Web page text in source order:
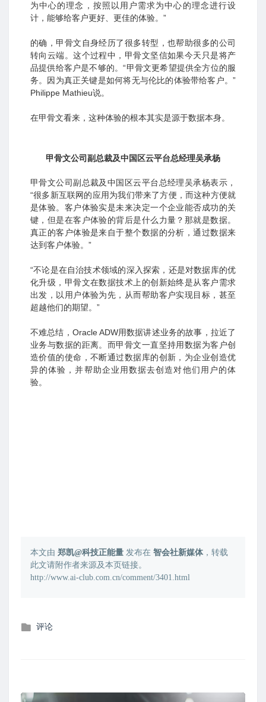
为中心的理念，按照以用户需求为中心的理念进行设
计，能够给客户更好、更佳的体验。”
的确，甲骨文自身经历了很多转型，也帮助很多的公司
转向云端。这个过程中，甲骨文坚信如果今天只是将产
品提供给客户是不够的。“甲骨文更希望提供全方位的服
务。因为真正关键是如何将无与伦比的体验带给客户。”
Philippe Mathieu说。
在甲骨文看来，这种体验的根本其实是源于数据本身。
甲骨文公司副总裁及中国区云平台总经理吴承杨
甲骨文公司副总裁及中国区云平台总经理吴承杨表示，
“很多新互联网的应用为我们带来了方便，而这种方便就
是体验。客户体验实是未来决定一个企业能否成功的关
键，但是在客户体验的背后是什么力量？那就是数据。
真正的客户体验是来自于整个数据的分析，通过数据来
达到客户体验。”
“不论是在自治技术领域的深入探索，还是对数据库的优
化升级，甲骨文在数据技术上的创新始终是从客户需求
出发，以用户体验为先，从而帮助客户实现目标，甚至
超越他们的期望。”
不难总结，Oracle ADW用数据讲述业务的故事，拉近了
业务与数据的距离。而甲骨文一直坚持用数据为客户创
造价值的使命，不断通过数据库的创新，为企业创造优
异的体验，并帮助企业用数据去创造对他们用户的体
验。
本文由 郑凯@科技正能量 发布在 智会社新媒体，转载
此文请附作者来源及本页链接。
http://www.ai-club.com.cn/comment/3401.html
发
评论